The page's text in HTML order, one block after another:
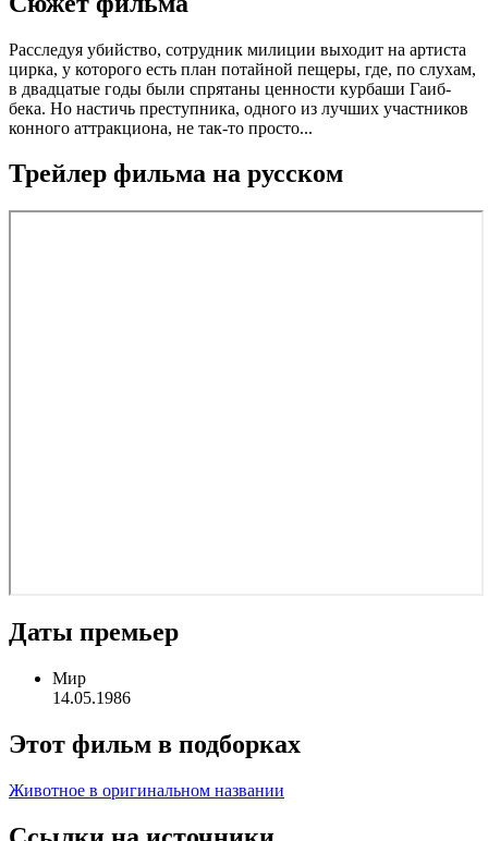
Расследуя убийство, сотрудник милиции выходит на артиста
цирка, у которого есть план потайной пещеры, где, по слухам,
в двадцатые годы были спрятаны ценности курбаши Гаиб-
бека. Но настичь преступника, одного из лучших участников
конного аттракциона, не так-то просто...
Трейлер фильма на русском
Даты премьер
Мир
14.05.1986
Этот фильм в подборках
Животное в оригинальном названии